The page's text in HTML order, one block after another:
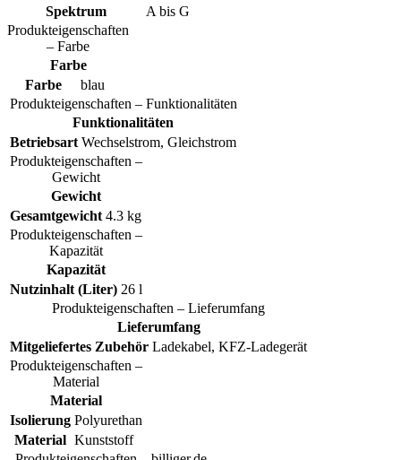
Spektrum
A bis G
Produkteigenschaften
– Farbe
Farbe
Farbe
blau
Produkteigenschaften – Funktionalitäten
Funktionalitäten
Betriebsart Wechselstrom, Gleichstrom
Produkteigenschaften –
Gewicht
Gewicht
Gesamtgewicht 4.3 kg
Produkteigenschaften –
Kapazität
Kapazität
Nutzinhalt (Liter) 26 l
Produkteigenschaften – Lieferumfang
Lieferumfang
Mitgeliefertes Zubehör Ladekabel, KFZ-Ladegerät
Produkteigenschaften –
Material
Material
Isolierung Polyurethan
Material Kunststoff